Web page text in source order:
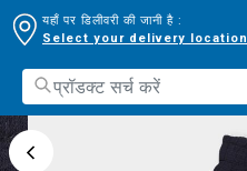
यहाँ पर डिलीवरी की जानी है :
Select your delivery location